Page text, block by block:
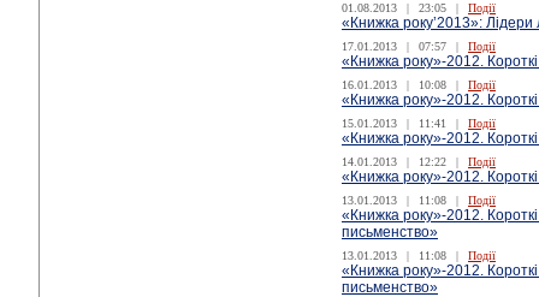
01.08.2013 | 23:05 | Події
«Книжка року’2013»: Лідери
17.01.2013 | 07:57 | Події
«Книжка року»-2012.
16.01.2013 | 10:08 | Події
«Книжка року»-2012.
15.01.2013 | 11:41 | Події
«Книжка року»-2012.
14.01.2013 | 12:22 | Події
«Книжка року»-2012.
13.01.2013 | 11:08 | Події
«Книжка року»-2012.
письменство»
13.01.2013 | 11:08 | Події
«Книжка року»-2012.
письменство»